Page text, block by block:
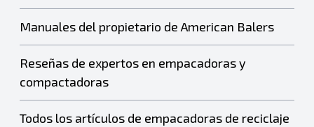
Manuales del propietario de American Balers
Reseñas de expertos en empacadoras y
compactadoras
Todos los artículos de empacadoras de reciclaje